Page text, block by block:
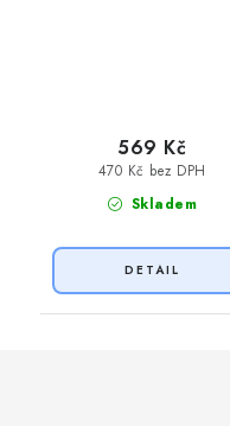
Skladem
470 Kč bez DPH
569 Kč